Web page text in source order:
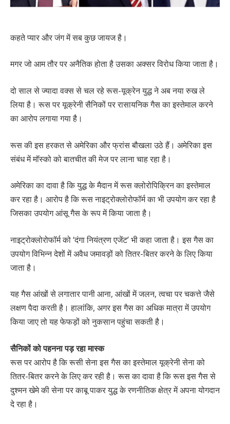
कहते प्यार और जंग में सब कुछ जायज है।
मगर जो आम तौर पर अनैतिक होता है उसका अक्सर विरोध किया जाता है।
दो साल से ज्यादा वक्स से चल रहे रूस-यूक्रेन युद्ध ने अब नया रुख ले
लिया है। रूस पर यूक्रेनी सैनिकों पर रासायनिक गैस का इस्तेमाल करने
का आरोप लगाया गया है।
रूस की इस हरकत से अमेरिका और फ्रांस बौखला उठे हैं। अमेरिका इस
संबंध में मॉस्को को बातचीत की मेज पर लाना चाह रहा है।
अमेरिका का दावा है कि युद्ध के मैदान में रूस क्लोरोपिक्रिन का इस्तेमाल
कर रहा है। आरोप है कि रूस नाइट्रोक्लोरोफॉर्म का भी उपयोग कर रहा है
जिसका उपयोग आंसू गैस के रूप में किया जाता है।
नाइट्रोक्लोरोफॉर्म को ‘दंगा नियंत्रण एजेंट’ भी कहा जाता है। इस गैस का
उपयोग विभिन्न देशों में अवैध जमावड़ों को तितर-बितर करने के लिए किया
जाता है।
यह गैस आंखों से लगातार पानी आना, आंखों में जलन, त्वचा पर चकत्ते जैसे
लक्षण पैदा करती है। हालांकि, अगर इस गैस का अधिक मात्रा में उपयोग
किया जाए तो यह फेफड़ों को नुकसान पहुंचा सकती है।
सैनिकों को पहनना पड़ रहा मास्क
रूस पर आरोप है कि रूसी सेना इस गैस का इस्तेमाल यूक्रेनी सेना को
तितर-बितर करने के लिए कर रही है। रूस का दावा है कि रूस इस गैस से
दुश्मन खेमे की सेना पर काबू पाकर युद्ध के रणनीतिक क्षेत्र में अपना योगदान
दे रहा है।